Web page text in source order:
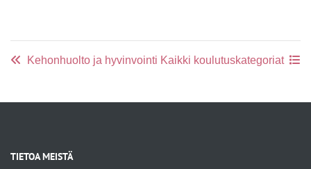
Kehonhuolto ja hyvinvointi Kaikki koulutuskategoriat
TIETOA MEISTÄ